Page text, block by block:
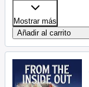
Mostrar más
Añadir al carrito